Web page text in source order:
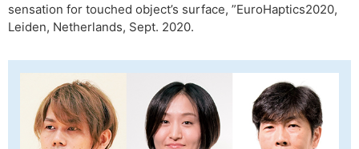
sensation for touched object’s surface, ”EuroHaptics2020,
Leiden, Netherlands, Sept. 2020.